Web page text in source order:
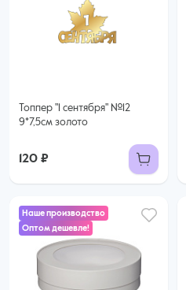
Топпер "1 сентября" №12
9*7,5см золото
120 ₽
Наше производство
Оптом дешевле!